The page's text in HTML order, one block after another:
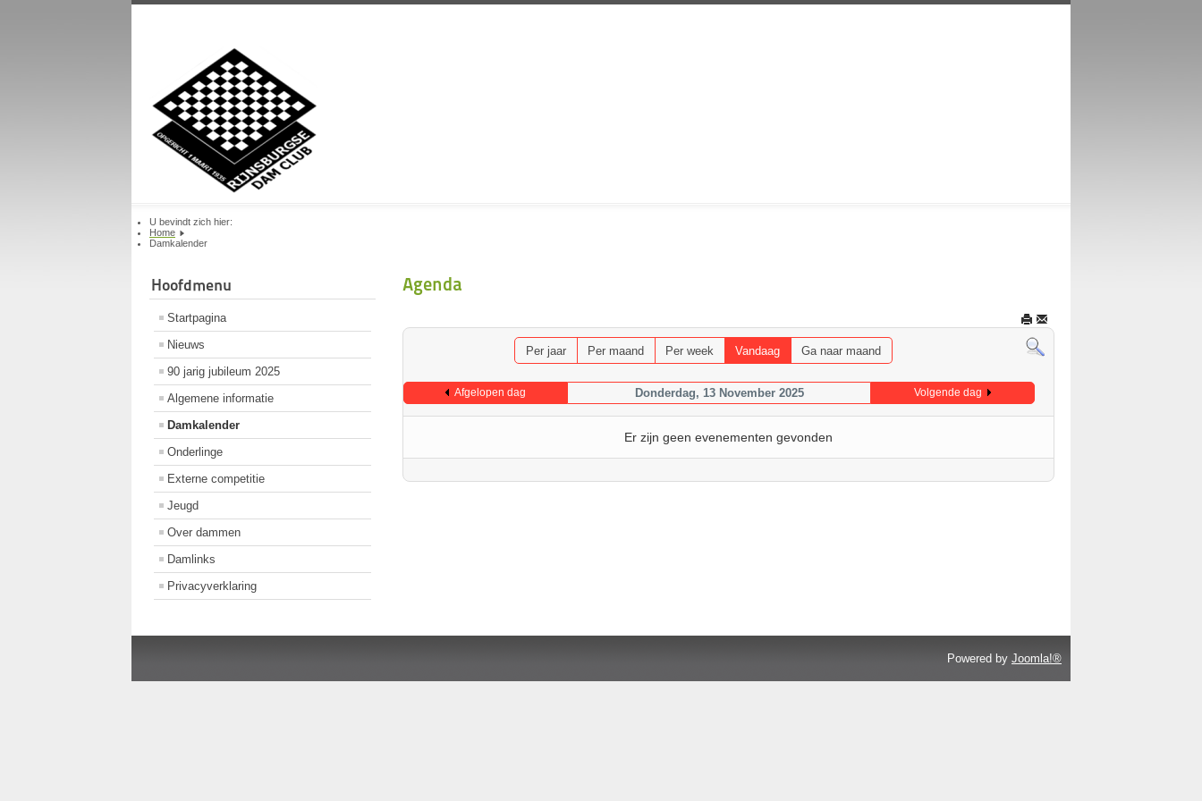
U bevindt zich hier:
Home
Damkalender
Hoofdmenu
Startpagina
Nieuws
90 jarig jubileum 2025
Algemene informatie
Damkalender
Onderlinge
Externe competitie
Jeugd
Over dammen
Damlinks
Privacyverklaring
Agenda
Per jaar Per maand Per week Vandaag Ga naar maand
Afgelopen dag Donderdag, 13 November 2025 Volgende dag
Er zijn geen evenementen gevonden
Powered by Joomla!®